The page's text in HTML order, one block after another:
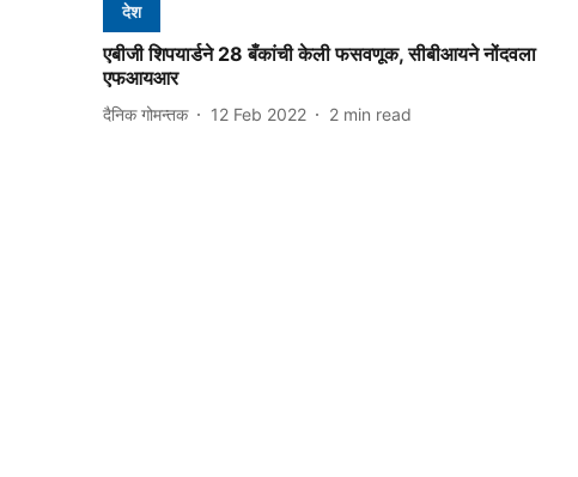
देश
एबीजी शिपयार्डने 28 बँकांची केली फसवणूक, सीबीआयने नोंदवला
एफआयआर
दैनिक गोमन्तक 12 Feb 2022 2 min read